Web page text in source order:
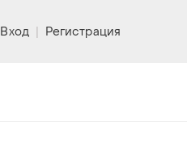
Вход | Регистрация